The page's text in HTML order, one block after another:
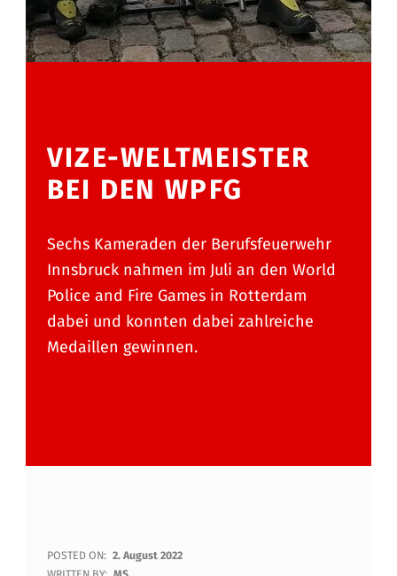
VIZE-WELTMEISTER
BEI DEN WPFG
Sechs Kameraden der Berufsfeuerwehr
Innsbruck nahmen im Juli an den World
Police and Fire Games in Rotterdam
dabei und konnten dabei zahlreiche
Medaillen gewinnen.
V
POSTED ON: 2. August 2022